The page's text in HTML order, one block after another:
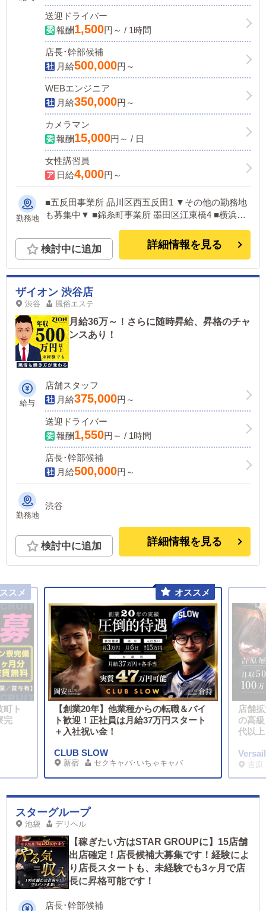
送迎ドライバー
報酬1,500円～ / 1時間
店長･幹部候補
月給500,000円～
WEBエンジニア
月給350,000円～
カメラマン
報酬15,000円～ / 日
女性講習員
日給4,000円～
勤務地
■五反田事業所 品川区西五反田1 ▼その他の勤務地
も募集中▼ ■錦糸町事業所 墨田区江東橋4 ■横浜事
栄町9 ■埼玉事業所 さいたま市大宮区下町1
検討中に追加 詳細情報を見る
ザイオン 渋谷店
渋谷 風俗エステ
月給36万～！さらに随時昇給、昇格のチャ
ンスあり！
給与
店舗スタッフ
月給375,000円～
送迎ドライバー
報酬1,550円～ / 1時間
店長･幹部候補
月給500,000円～
勤務地
渋谷
検討中に追加 詳細情報を見る
ト
完
【創業20年】他業種からの転職＆バイ
ト歓迎！正社員は月給37万円スタート
＋入社祝い金！
CLUB SLOW
新宿 セクキャバ･いちゃキャバ
店舗
の高
代以
吉原
スターグループ
池袋 デリヘル
【稼ぎたい方はSTAR GROUPに】15店舗
出店確定！店長候補大募集です！経験によ
り店長スタートも、未経験でも3ヶ月で店
長に昇格可能です！
店長･幹部候補